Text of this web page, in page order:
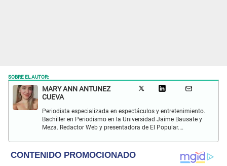
SOBRE EL AUTOR:
MARY ANN ANTUNEZ
CUEVA
Periodista especializada en espectáculos y entretenimiento.
Bachiller en Periodismo en la Universidad Jaime Bausate y
Meza. Redactor Web y presentadora de El Popular.
y espectáculos internacional.